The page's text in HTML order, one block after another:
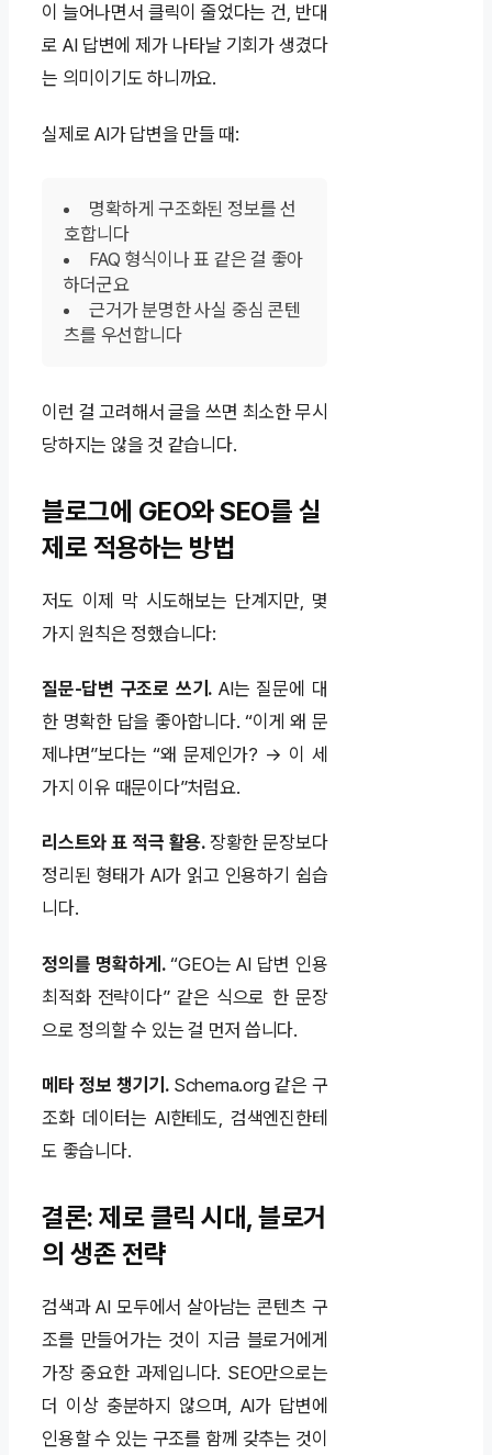
이 늘어나면서 클릭이 줄었다는 건, 반대
로 AI 답변에 제가 나타날 기회가 생겼다
는 의미이기도 하니까요.
실제로 AI가 답변을 만들 때:
명확하게 구조화된 정보를 선
호합니다
FAQ 형식이나 표 같은 걸 좋아
하더군요
근거가 분명한 사실 중심 콘텐
츠를 우선합니다
이런 걸 고려해서 글을 쓰면 최소한 무시
당하지는 않을 것 같습니다.
블로그에 GEO와 SEO를 실
제로 적용하는 방법
저도 이제 막 시도해보는 단계지만, 몇
가지 원칙은 정했습니다:
질문-답변 구조로 쓰기. AI는 질문에 대
한 명확한 답을 좋아합니다. “이게 왜 문
제냐면”보다는 “왜 문제인가? → 이 세
가지 이유 때문이다”처럼요.
리스트와 표 적극 활용.장황한 문장보다
정리된 형태가 AI가 읽고 인용하기 쉽습
니다.
정의를 명확하게.“GEO는 AI 답변 인용
최적화 전략이다” 같은 식으로 한 문장
으로 정의할 수 있는 걸 먼저 씁니다.
메타 정보 챙기기.Schema.org 같은 구
조화 데이터는 AI한테도, 검색엔진한테
도 좋습니다.
결론: 제로 클릭 시대, 블로거
의 생존 전략
검색과 AI 모두에서 살아남는 콘텐츠 구
조를 만들어가는 것이 지금 블로거에게
가장 중요한 과제입니다. SEO만으로는
더 이상 충분하지 않으며, AI가 답변에
인용할 수 있는 구조를 함께 갖추는 것이